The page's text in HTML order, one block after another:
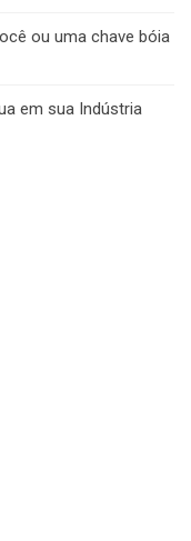
ou uma chave bóia
em sua Indústria